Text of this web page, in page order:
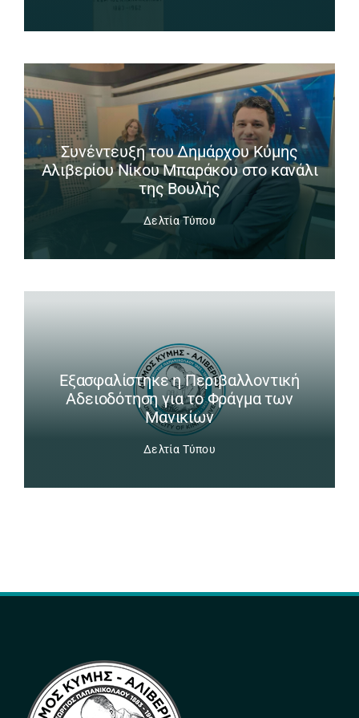
Συνέντευξη του Δημάρχου Κύμης
Αλιβερίου Νίκου Μπαράκου στο κανάλι
της Βουλής
Δελτία Τύπου
Εξασφαλίστηκε η Περιβαλλοντική
Αδειοδότηση για το Φράγμα των
Μανικίων
Δελτία Τύπου